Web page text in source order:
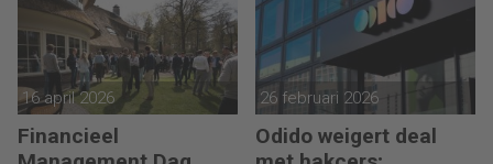
16 april 2026
Financieel
26 februari 2026
Odido weigert deal